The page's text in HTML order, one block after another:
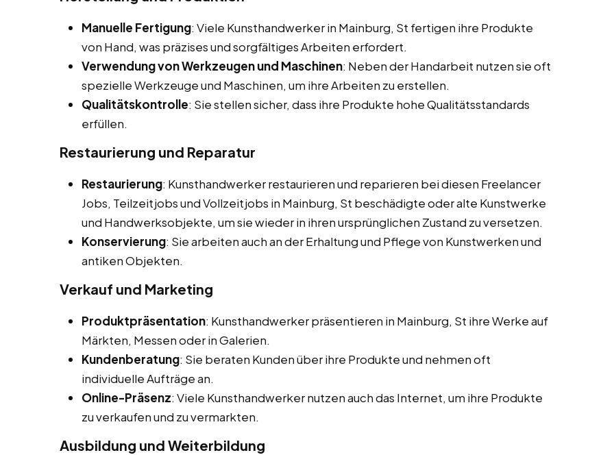
Manuelle Fertigung: Viele Kunsthandwerker in Mainburg, St fertigen ihre Produkte
von Hand, was präzises und sorgfältiges Arbeiten erfordert.
Verwendung von Werkzeugen und Maschinen: Neben der Handarbeit nutzen sie oft
spezielle Werkzeuge und Maschinen, um ihre Arbeiten zu erstellen.
Qualitätskontrolle: Sie stellen sicher, dass ihre Produkte hohe Qualitätsstandards
erfüllen.
Restaurierung und Reparatur
Restaurierung: Kunsthandwerker restaurieren und reparieren bei diesen Freelancer
Jobs, Teilzeitjobs und Vollzeitjobs in Mainburg, St beschädigte oder alte Kunstwerke
und Handwerksobjekte, um sie wieder in ihren ursprünglichen Zustand zu versetzen.
Konservierung: Sie arbeiten auch an der Erhaltung und Pflege von Kunstwerken und
antiken Objekten.
Verkauf und Marketing
Produktpräsentation: Kunsthandwerker präsentieren in Mainburg, St ihre Werke auf
Märkten, Messen oder in Galerien.
Kundenberatung: Sie beraten Kunden über ihre Produkte und nehmen oft
individuelle Aufträge an.
Online-Präsenz: Viele Kunsthandwerker nutzen auch das Internet, um ihre Produkte
zu verkaufen und zu vermarkten.
Ausbildung und Weiterbildung